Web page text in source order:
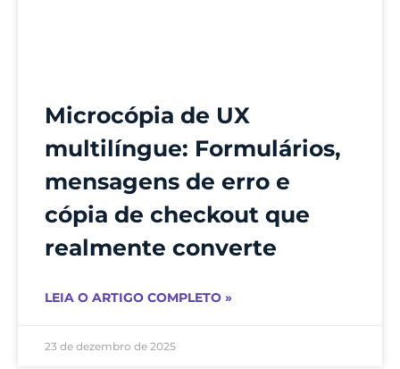
Microcópia de UX
multilíngue: Formulários,
mensagens de erro e
cópia de checkout que
realmente converte
LEIA O ARTIGO COMPLETO »
23 de dezembro de 2025